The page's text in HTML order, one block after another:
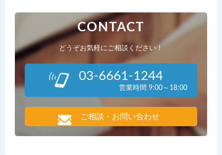
CONTACT
どうぞお気軽にご相談ください！
03-6661-1244
営業時間 9:00～18:00
ご相談・お問い合わせ